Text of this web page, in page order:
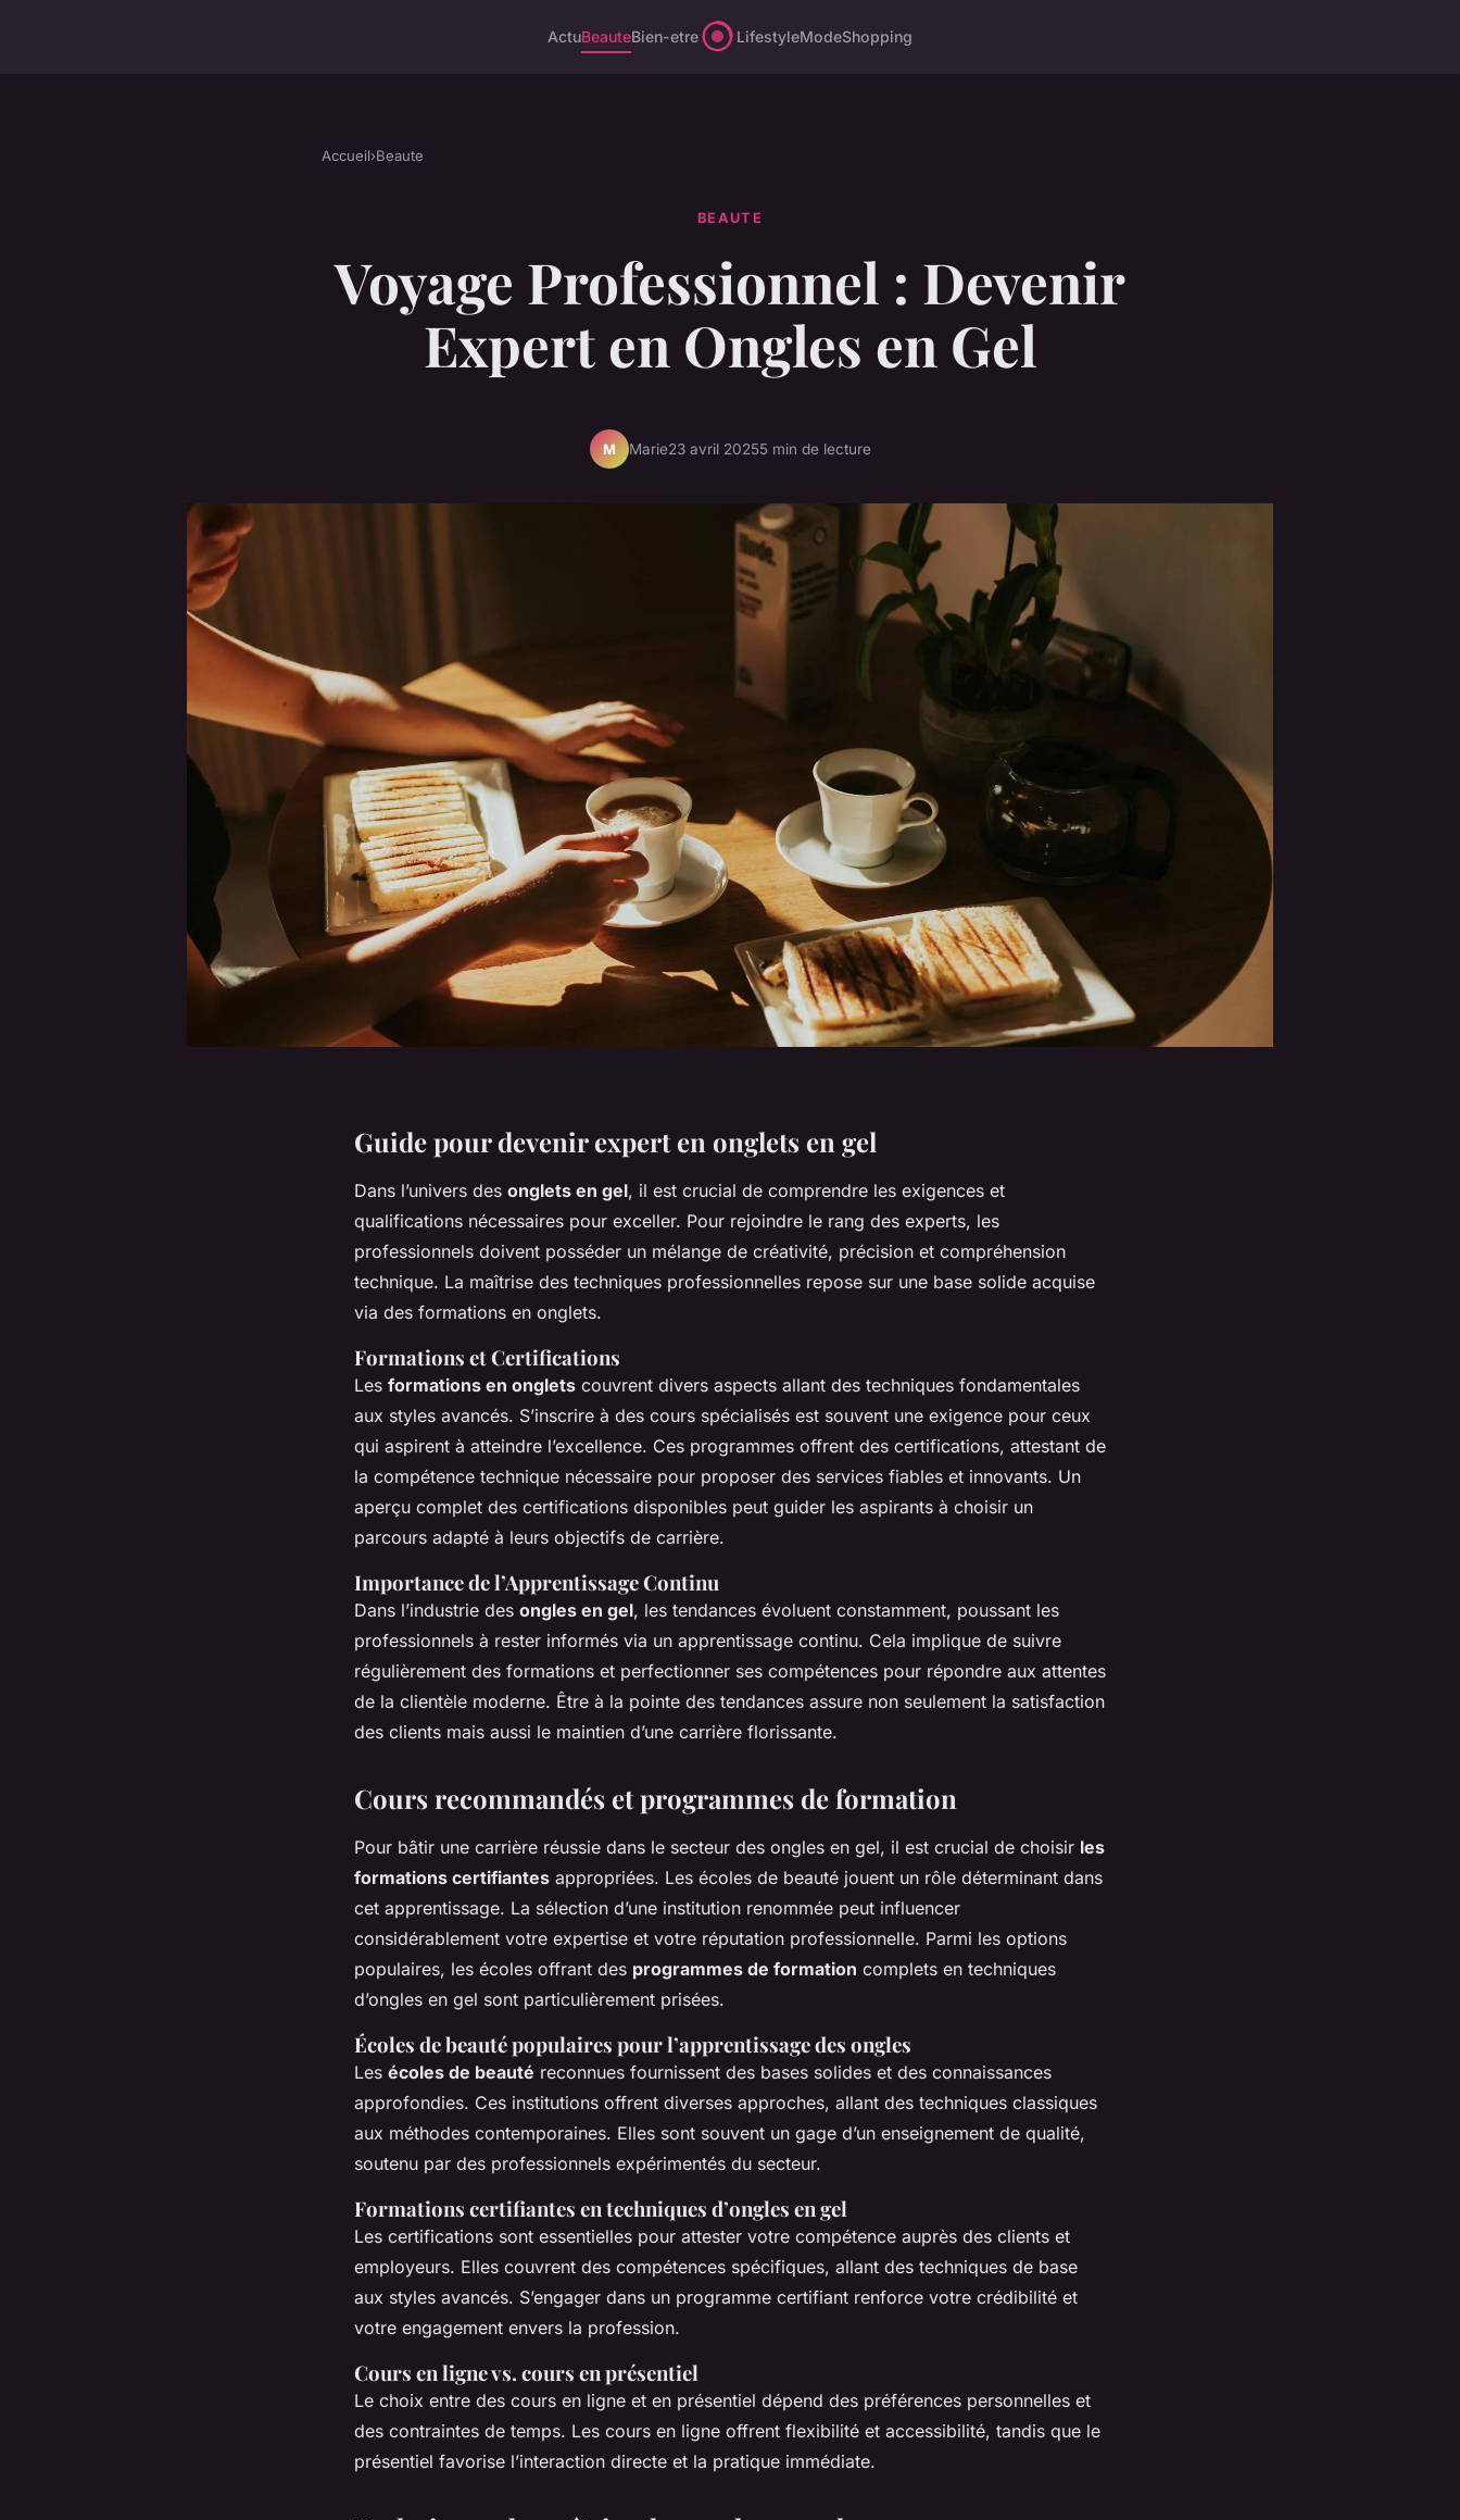
ActuBeauteBien-etre LifestyleModeShopping
Accueil›Beaute
BEAUTE
Voyage Professionnel : Devenir
Expert en Ongles en Gel
M Marie23 avril 20255 min de lecture
Guide pour devenir expert en onglets en gel
Dans l’univers des onglets en gel, il est crucial de comprendre les exigences et
qualifications nécessaires pour exceller. Pour rejoindre le rang des experts, les
professionnels doivent posséder un mélange de créativité, précision et compréhension
technique. La maîtrise des techniques professionnelles repose sur une base solide acquise
via des formations en onglets.
Formations et Certifications
Les formations en onglets couvrent divers aspects allant des techniques fondamentales
aux styles avancés. S’inscrire à des cours spécialisés est souvent une exigence pour ceux
qui aspirent à atteindre l’excellence. Ces programmes offrent des certifications, attestant de
la compétence technique nécessaire pour proposer des services fiables et innovants. Un
aperçu complet des certifications disponibles peut guider les aspirants à choisir un
parcours adapté à leurs objectifs de carrière.
Importance de l’Apprentissage Continu
Dans l’industrie des ongles en gel, les tendances évoluent constamment, poussant les
professionnels à rester informés via un apprentissage continu. Cela implique de suivre
régulièrement des formations et perfectionner ses compétences pour répondre aux attentes
de la clientèle moderne. Être à la pointe des tendances assure non seulement la satisfaction
des clients mais aussi le maintien d’une carrière florissante.
Cours recommandés et programmes de formation
Pour bâtir une carrière réussie dans le secteur des ongles en gel, il est crucial de choisir les
formations certifiantes appropriées. Les écoles de beauté jouent un rôle déterminant dans
cet apprentissage. La sélection d’une institution renommée peut influencer
considérablement votre expertise et votre réputation professionnelle. Parmi les options
populaires, les écoles offrant des programmes de formation complets en techniques
d’ongles en gel sont particulièrement prisées.
Écoles de beauté populaires pour l’apprentissage des ongles
Les écoles de beauté reconnues fournissent des bases solides et des connaissances
approfondies. Ces institutions offrent diverses approches, allant des techniques classiques
aux méthodes contemporaines. Elles sont souvent un gage d’un enseignement de qualité,
soutenu par des professionnels expérimentés du secteur.
Formations certifiantes en techniques d’ongles en gel
Les certifications sont essentielles pour attester votre compétence auprès des clients et
employeurs. Elles couvrent des compétences spécifiques, allant des techniques de base
aux styles avancés. S’engager dans un programme certifiant renforce votre crédibilité et
votre engagement envers la profession.
Cours en ligne vs. cours en présentiel
Le choix entre des cours en ligne et en présentiel dépend des préférences personnelles et
des contraintes de temps. Les cours en ligne offrent flexibilité et accessibilité, tandis que le
présentiel favorise l’interaction directe et la pratique immédiate.